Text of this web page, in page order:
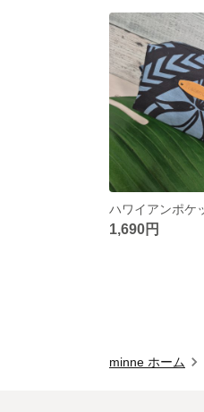
1,690円
minne ホーム